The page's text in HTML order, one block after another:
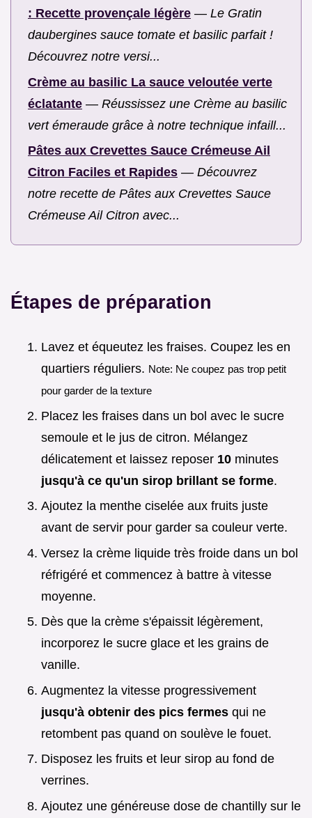
: Recette provençale légère — Le Gratin
daubergines sauce tomate et basilic parfait !
Découvrez notre versi...
Crème au basilic La sauce veloutée verte
éclatante — Réussissez une Crème au basilic
vert émeraude grâce à notre technique infaill...
Pâtes aux Crevettes Sauce Crémeuse Ail
Citron Faciles et Rapides — Découvrez
notre recette de Pâtes aux Crevettes Sauce
Crémeuse Ail Citron avec...
Étapes de préparation
Lavez et équeutez les fraises. Coupez les en
quartiers réguliers. Note: Ne coupez pas trop petit
pour garder de la texture
Placez les fraises dans un bol avec le sucre
semoule et le jus de citron. Mélangez
délicatement et laissez reposer 10 minutes
jusqu'à ce qu'un sirop brillant se forme.
Ajoutez la menthe ciselée aux fruits juste
avant de servir pour garder sa couleur verte.
Versez la crème liquide très froide dans un bol
réfrigéré et commencez à battre à vitesse
moyenne.
Dès que la crème s'épaissit légèrement,
incorporez le sucre glace et les grains de
vanille.
Augmentez la vitesse progressivement
jusqu'à obtenir des pics fermes qui ne
retombent pas quand on soulève le fouet.
Disposez les fruits et leur sirop au fond de
verrines.
Ajoutez une généreuse dose de chantilly sur le